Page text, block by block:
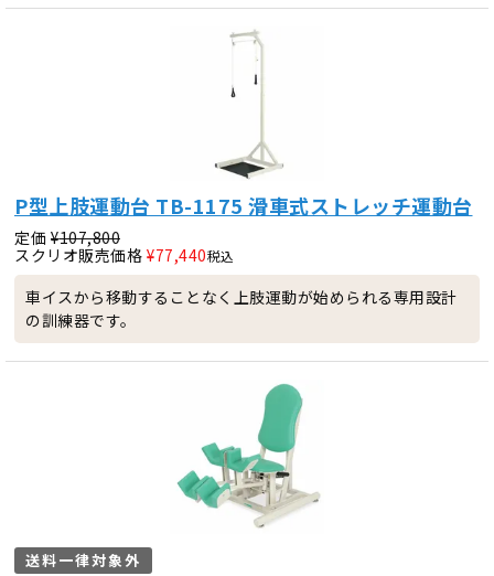
P型上肢運動台 TB-1175 滑車式ストレッチ運動台
定価 ¥107,800
スクリオ販売価格 ¥77,440税込
車イスから移動することなく上肢運動が始められる専用設計
の訓練器です。
送料一律対象外